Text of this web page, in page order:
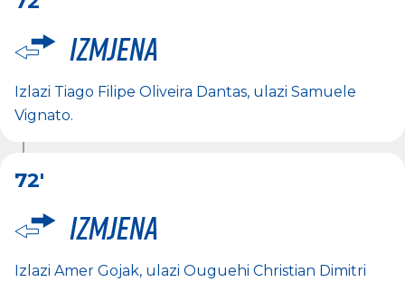
Izmjena
Izlazi Tiago Filipe Oliveira Dantas, ulazi Samuele
Vignato.
72'
Izmjena
Izlazi Amer Gojak, ulazi Ouguehi Christian Dimitri